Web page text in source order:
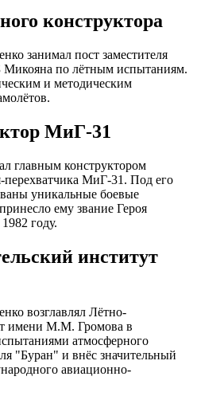
конструктора
занимал пост заместителя
Микояна по лётным испытаниям.
и методическим
МиГ-31
главным конструктором
перехватчика МиГ-31. Под его
уникальные боевые
ему звание Героя
году.
институт
возглавлял Лётно-
имени М.М. Громова в
атмосферного
"Буран" и внёс значительный
авиационно-